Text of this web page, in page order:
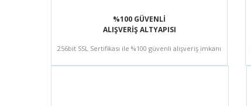
%100 GÜVENLİ
ALIŞVERİŞ ALTYAPISI
256bit SSL Sertifikası ile %100 güvenli alışveriş imkanı